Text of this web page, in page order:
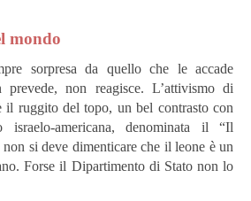
mondo
sorpresa da quello che le accade
non reagisce. L’attivismo di
il ruggito del topo, un bel contrasto con
israelo-americana, denominata il “Il
si deve dimenticare che il leone è un
Forse il Dipartimento di Stato non lo